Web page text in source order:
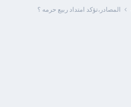
المصادر،تؤكد امتداد ربيع حرمه ؟